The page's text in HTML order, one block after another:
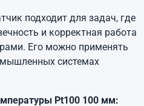
подходит для задач, где
и корректная работа
Его можно применять
системах
Pt100 100 мм: